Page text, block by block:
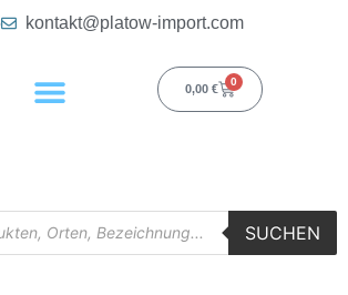
kontakt@platow-import.com
0,00 €
0
SUCHEN